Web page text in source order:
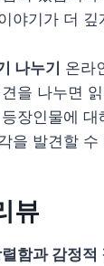
야기가 더 깊
나누기 온라
을 나누면
장인물에 대
을 발견할 수
뷰
함과 감정적